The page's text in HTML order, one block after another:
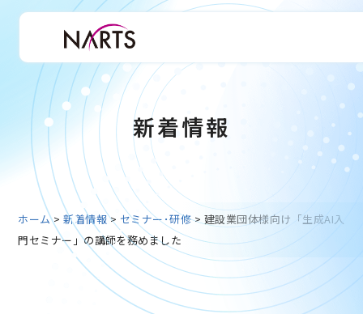
新着情報
ホーム>新着情報> セミナー･研修>建設業団体様向け「生成AI入
門セミナー」の講師を務めました